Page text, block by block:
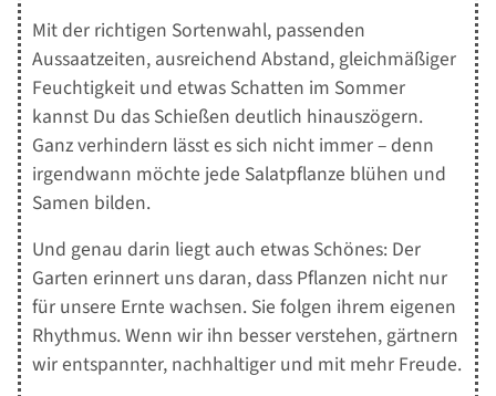
Mit der richtigen Sortenwahl, passenden
Aussaatzeiten, ausreichend Abstand, gleichmäßiger
Feuchtigkeit und etwas Schatten im Sommer
kannst Du das Schießen deutlich hinauszögern.
Ganz verhindern lässt es sich nicht immer – denn
irgendwann möchte jede Salatpflanze blühen und
Samen bilden.
Und genau darin liegt auch etwas Schönes: Der
Garten erinnert uns daran, dass Pflanzen nicht nur
für unsere Ernte wachsen. Sie folgen ihrem eigenen
Rhythmus. Wenn wir ihn besser verstehen, gärtnern
wir entspannter, nachhaltiger und mit mehr Freude.